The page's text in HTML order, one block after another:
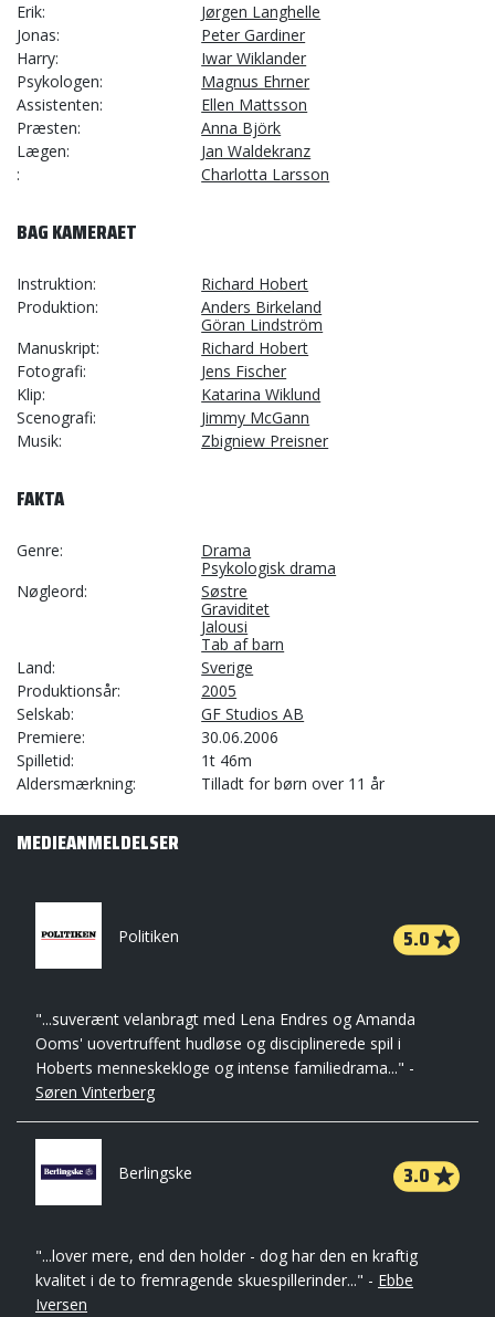
Erik
Jørgen Langhelle
Jonas
Peter Gardiner
Harry
Iwar Wiklander
Psykologen
Magnus Ehrner
Assistenten
Ellen Mattsson
Præsten
Anna Björk
Lægen
Jan Waldekranz
Charlotta Larsson
BAG KAMERAET
Instruktion
Richard Hobert
Produktion
Anders Birkeland
Göran Lindström
Manuskript
Richard Hobert
Fotografi
Jens Fischer
Klip
Katarina Wiklund
Scenografi
Jimmy McGann
Musik
Zbigniew Preisner
FAKTA
Genre
Drama
Psykologisk drama
Nøgleord
Søstre
Graviditet
Jalousi
Tab af barn
Land
Sverige
Produktionsår
2005
Selskab
GF Studios AB
Premiere
30.06.2006
Spilletid
1t 46m
Aldersmærkning
Tilladt for børn over 11 år
MEDIEANMELDELSER
Politiken 5.0
"...suverænt velanbragt med Lena Endres og Amanda
Ooms' uovertruffent hudløse og disciplinerede spil i
Hoberts menneskekloge og intense familiedrama..." -
Søren Vinterberg
Berlingske 3.0
"...lover mere, end den holder - dog har den en kraftig
kvalitet i de to fremragende skuespillerinder..." - Ebbe
Iversen